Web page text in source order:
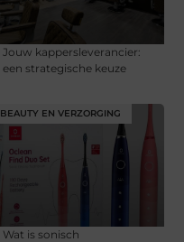
Jouw kappersleverancier:
een strategische keuze
BEAUTY EN VERZORGING
Wat is sonisch